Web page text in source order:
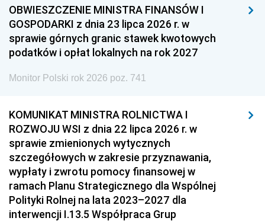
OBWIESZCZENIE MINISTRA FINANSÓW I
GOSPODARKI z dnia 23 lipca 2026 r. w
sprawie górnych granic stawek kwotowych
podatków i opłat lokalnych na rok 2027
Monitor Polski rok 2026 poz. 741
KOMUNIKAT MINISTRA ROLNICTWA I
ROZWOJU WSI z dnia 22 lipca 2026 r. w
sprawie zmienionych wytycznych
szczegółowych w zakresie przyznawania,
wypłaty i zwrotu pomocy finansowej w
ramach Planu Strategicznego dla Wspólnej
Polityki Rolnej na lata 2023–2027 dla
interwencji I.13.5 Współpraca Grup